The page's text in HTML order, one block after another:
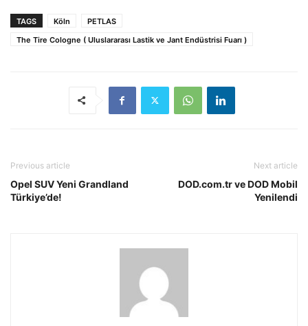
TAGS Köln
PETLAS
The Tire Cologne ( Uluslararası Lastik ve Jant Endüstrisi Fuarı )
Previous article
Opel SUV Yeni Grandland
Türkiye’de!
Next article
DOD.com.tr ve DOD Mobil
Yenilendi